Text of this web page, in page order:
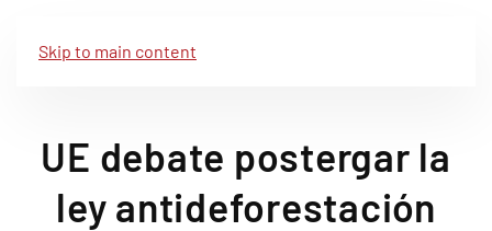
Skip to main content
UE debate postergar la
ley antideforestación